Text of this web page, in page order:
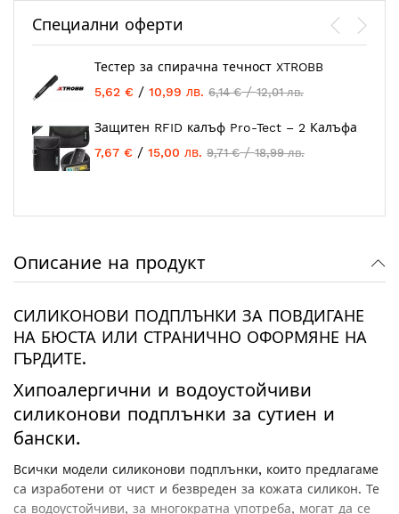
Специални оферти
Тестер за спирачна течност XTROBB
5,62 € / 10,99 лв. 6,14 €/12,01 лв.
Защитен RFID калъф Pro-Tect – 2 Калъфа
7,67 € / 15,00 лв. 9,71 €/18,99 лв.
Описание на продукт
СИЛИКОНОВИ ПОДПЛЪНКИ ЗА ПОВДИГАНЕ
НА БЮСТА ИЛИ СТРАНИЧНО ОФОРМЯНЕ НА
ГЪРДИТЕ.
Хипоалергични и водоустойчиви
силиконови подплънки за сутиен и
бански.
Всички модели силиконови подплънки, които предлагаме
са изработени от чист и безвреден за кожата силикон. Те
са водоустойчиви, за многократна употреба, могат да се